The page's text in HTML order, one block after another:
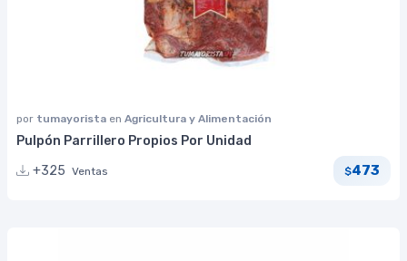
por tumayorista en Agricultura y Alimentación
Pulpón Parrillero Propios Por Unidad
+325 Ventas $473